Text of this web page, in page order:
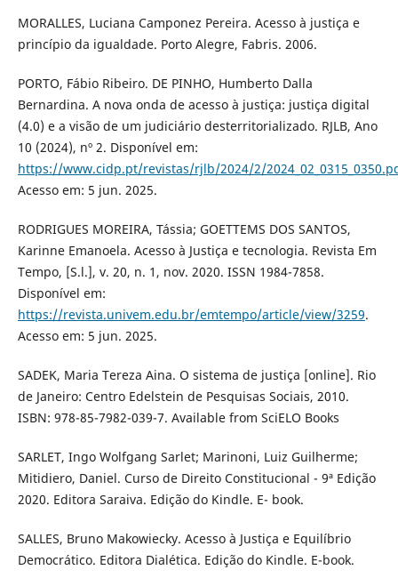
MORALLES, Luciana Camponez Pereira. Acesso à justiça e
princípio da igualdade. Porto Alegre, Fabris. 2006.
PORTO, Fábio Ribeiro. DE PINHO, Humberto Dalla
Bernardina. A nova onda de acesso à justiça: justiça digital
(4.0) e a visão de um judiciário desterritorializado. RJLB, Ano
10 (2024), nº 2. Disponível em:
https://www.cidp.pt/revistas/rjlb/2024/2/
Acesso em: 5 jun. 2025.
RODRIGUES MOREIRA, Tássia; GOETTEMS DOS SANTOS,
Karinne Emanoela. Acesso à Justiça e tecnologia. Revista Em
Tempo, [S.l.], v. 20, n. 1, nov. 2020. ISSN 1984-7858.
Disponível em:
https://revista.univem.edu.br/emtempo/article/view/3259.
Acesso em: 5 jun. 2025.
SADEK, Maria Tereza Aina. O sistema de justiça [online]. Rio
de Janeiro: Centro Edelstein de Pesquisas Sociais, 2010.
ISBN: 978-85-7982-039-7. Available from SciELO Books
SARLET, Ingo Wolfgang Sarlet; Marinoni, Luiz Guilherme;
Mitidiero, Daniel. Curso de Direito Constitucional - 9ª Edição
2020. Editora Saraiva. Edição do Kindle. E- book.
SALLES, Bruno Makowiecky. Acesso à Justiça e Equilíbrio
Democrático. Editora Dialética. Edição do Kindle. E-book.